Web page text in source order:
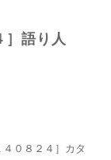
］語り人
０８２４］カタ